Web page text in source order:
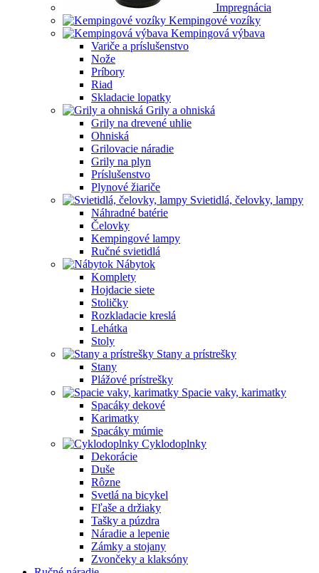
Impregnácia
Kempingové vozíky
Kempingová výbava
Variče a príslušenstvo
Nože
Príbory
Riad
Skladacie lopatky
Grily a ohniská
Grily na drevené uhlie
Ohniská
Grilovacie náradie
Grily na plyn
Príslušenstvo
Plynové žiariče
Svietidlá, čelovky, lampy
Náhradné batérie
Čelovky
Kempingové lampy
Ručné svietidlá
Nábytok
Komplety
Hojdacie siete
Stoličky
Rozkladacie kreslá
Lehátka
Stoly
Stany a prístrešky
Stany
Plážové prístrešky
Spacie vaky, karimatky
Spacáky dekové
Karimatky
Spacáky múmie
Cyklodoplnky
Dekorácie
Duše
Rôzne
Svetlá na bicykel
Fľaše a držiaky
Tašky a púzdra
Náradie a lepenie
Zámky a stojany
Zvončeky a klaksóny